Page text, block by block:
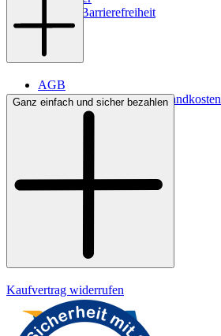
Digitale Barrierefreiheit
AGB
Lieferbedingungen & Versandkosten
Bezahlung
Ganz einfach und sicher bezahlen
Kaufvertrag widerrufen